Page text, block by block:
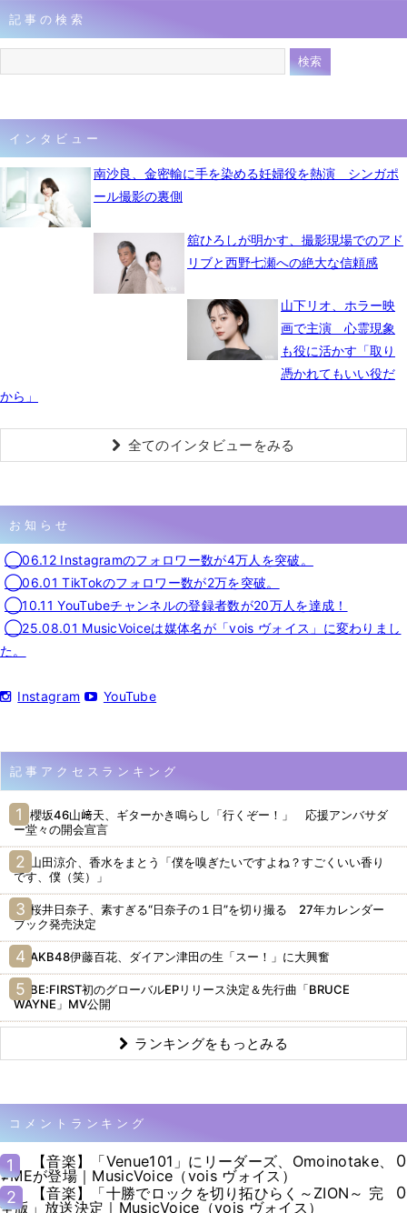
記事の検索
インタビュー
南沙良、金密輸に手を染める妊婦役を熱演 シンガポ
ール撮影の裏側
舘ひろしが明かす、撮影現場でのアド
リブと西野七瀬への絶大な信頼感
山下リオ、ホラー映
画で主演 心霊現象
も役に活かす「取り
憑かれてもいい役だ
から」
全てのインタビューをみる
お知らせ
◯06.12 Instagramのフォロワー数が4万人を突破。
◯06.01 TikTokのフォロワー数が2万を突破。
◯10.11 YouTubeチャンネルの登録者数が20万人を達成！
◯25.08.01 MusicVoiceは媒体名が「vois ヴォイス」に変わりまし
た。
Instagram YouTube
記事アクセスランキング
櫻坂46山﨑天、ギターかき鳴らし「行くぞー！」 応援アンバサダ
ー堂々の開会宣言
山田涼介、香水をまとう「僕を嗅ぎたいですよね？すごくいい香り
です、僕（笑）」
桜井日奈子、素すぎる“日奈子の１日”を切り撮る 27年カレンダー
ブック発売決定
AKB48伊藤百花、ダイアン津田の生「スー！」に大興奮
BE:FIRST初のグローバルEPリリース決定＆先行曲「BRUCE
WAYNE」MV公開
ランキングをもっとみる
コメントランキング
1
【音楽】「Venue101」にリーダーズ、Omoinotake、
≠MEが登場｜MusicVoice（vois ヴォイス）
0
2
【音楽】「十勝でロックを切り拓ひらく～ZION～ 完
全版」放送決定｜MusicVoice（vois ヴォイス）
0